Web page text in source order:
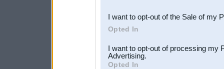
I want to opt-out of the Sale of my
Opted In
I want to opt-out of processing my
Advertising.
Opted In